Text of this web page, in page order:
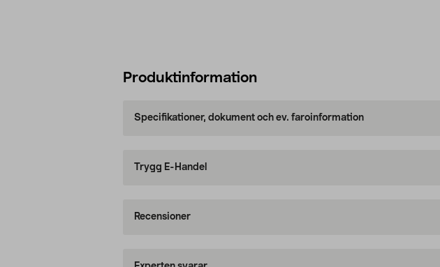
Produktinformation
Specifikationer, dokument och ev. faroinformation
Trygg E-Handel
Recensioner